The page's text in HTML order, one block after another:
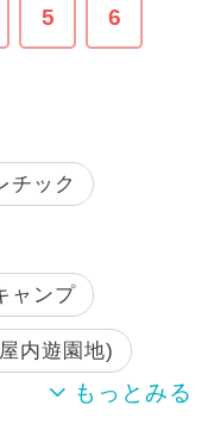
5 6
チック
ャンプ
内遊園地)